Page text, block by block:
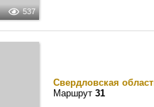
537
Свердловская
Маршрут 31